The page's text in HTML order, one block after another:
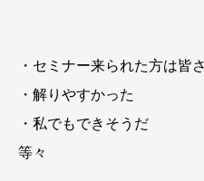
・セミナー来られた方は皆
・解りやすかった
・私でもできそうだ
等々